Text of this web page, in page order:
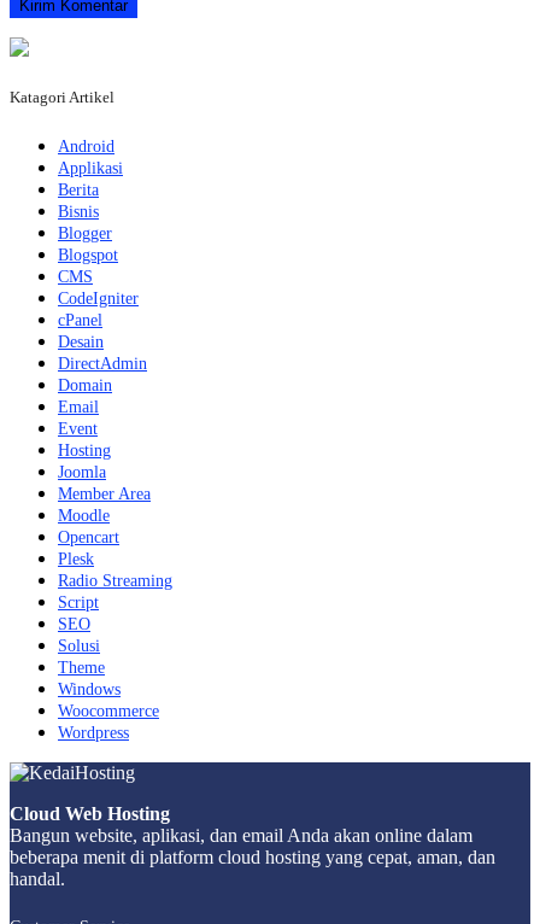
Katagori Artikel
Android
Applikasi
Berita
Bisnis
Blogger
Blogspot
CMS
CodeIgniter
cPanel
Desain
DirectAdmin
Domain
Email
Event
Hosting
Joomla
Member Area
Moodle
Opencart
Plesk
Radio Streaming
Script
SEO
Solusi
Theme
Windows
Woocommerce
Wordpress
Cloud Web Hosting
Bangun website, aplikasi, dan email Anda akan online dalam
beberapa menit di platform cloud hosting yang cepat, aman, dan
handal.